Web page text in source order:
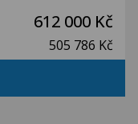
612 000 Kč
505 786 Kč